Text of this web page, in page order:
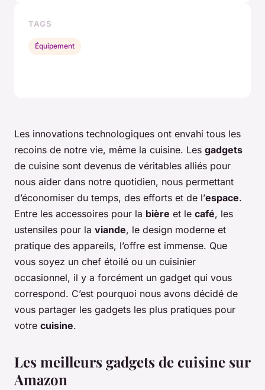
Les innovations technologiques ont envahi tous les
recoins de notre vie, même la cuisine. Les gadgets
de cuisine sont devenus de véritables alliés pour
nous aider dans notre quotidien, nous permettant
d’économiser du temps, des efforts et de l’espace.
Entre les accessoires pour la bière et le café, les
ustensiles pour la viande, le design moderne et
pratique des appareils, l’offre est immense. Que
vous soyez un chef étoilé ou un cuisinier
occasionnel, il y a forcément un gadget qui vous
correspond. C’est pourquoi nous avons décidé de
vous partager les gadgets les plus pratiques pour
votre cuisine.
Les meilleurs gadgets de cuisine sur
Amazon
TAGS
Équipement